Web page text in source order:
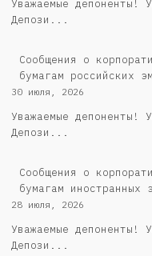
Уважаемые депоненты!
Депози...
Cообщения о
бумагам российских
30 июля, 2026
Уважаемые депоненты!
Депози...
Сообщения о
бумагам иностранных
28 июля, 2026
Уважаемые депоненты!
Депози...